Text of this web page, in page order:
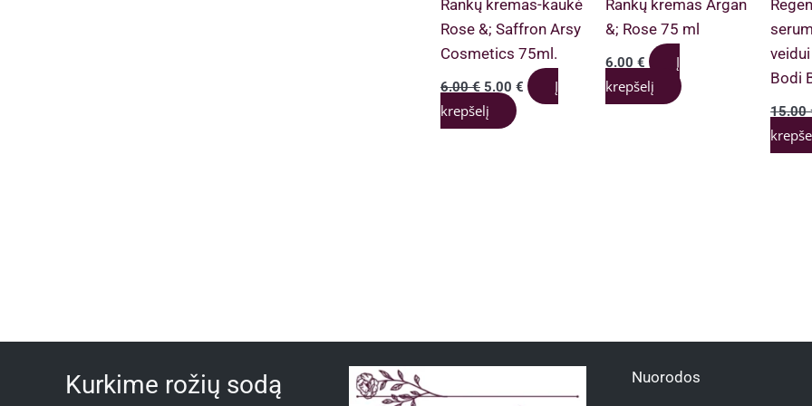
Rankų kremas-kaukė
Rose &; Saffron Arsy
Cosmetics 75ml.
6.00€ Original
price
was:
6.00 €.
5.00 € Current
price
Į
krepšelį
Rankų kremas Argan
&; Rose 75 ml
6.00€
Į
krepšelį
Bodi
15.00
Kurkime rožių sodą Nuorodos